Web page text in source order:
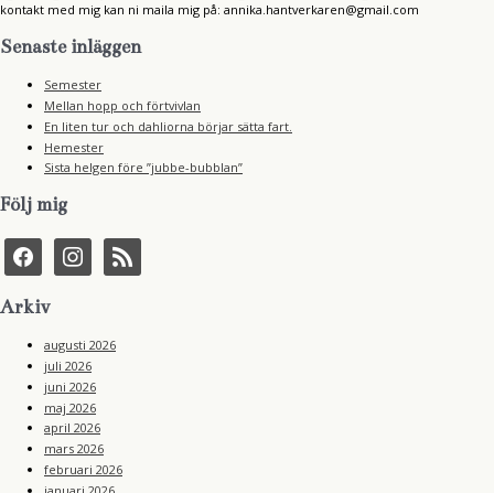
kontakt med mig kan ni maila mig på: annika.hantverkaren@gmail.com
Senaste inläggen
Semester
Mellan hopp och förtvivlan
En liten tur och dahliorna börjar sätta fart.
Hemester
Sista helgen före ”jubbe-bubblan”
Följ mig
f
c
e
b
i
s
r
a
m
r
s
Arkiv
augusti 2026
juli 2026
juni 2026
maj 2026
april 2026
mars 2026
februari 2026